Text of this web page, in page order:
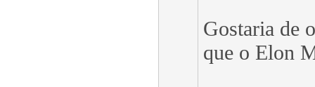
Gostaria de
que o Elon